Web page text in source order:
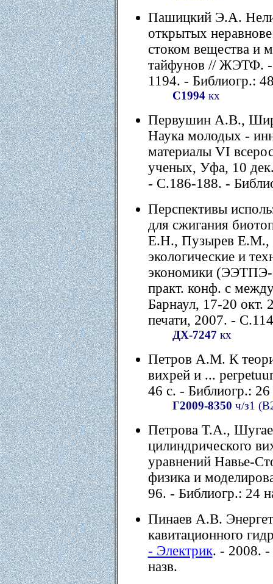
Пашицкий Э.А.
открытых
стоком вещества и
тайфунов // ЖЭТФ. -
1194. - Библиогр.:
С1994кх
Первушин А.В.,
Наука молодых -
материалы VI
ученых, Уфа, 10
- С.186-188. -
Перспективы
для сжигания
Е.Н., Пузырев Е.М.,
экологические и
экономики (ЭЭТПЭ-
практ. конф. с
Барнаул, 17-20 окт.
печати, 2007. -
ДХ-7247 кх
Петров А.М. К
вихрей и ...
46 с. - Библиогр.: 26
Г2009-8350 ч/з1
Петрова Т.А.,
цилиндрического
уравнений Навье-
физика и
96. - Библиогр.: 24
Пинаев А.В.
кавитационного
- Электрик. - 2008.
назв.